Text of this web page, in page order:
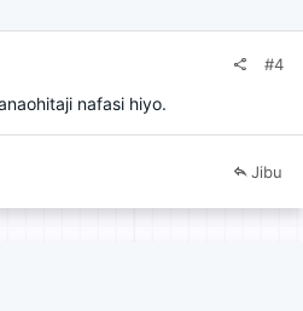
#4
nafasi hiyo.
Jibu